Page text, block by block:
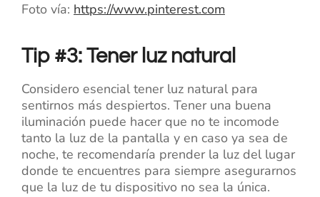
Foto vía: https://www.pinterest.com
Tip #3: Tener luz natural
Considero esencial tener luz natural para
sentirnos más despiertos. Tener una buena
iluminación puede hacer que no te incomode
tanto la luz de la pantalla y en caso ya sea de
noche, te recomendaría prender la luz del lugar
donde te encuentres para siempre asegurarnos
que la luz de tu dispositivo no sea la única.